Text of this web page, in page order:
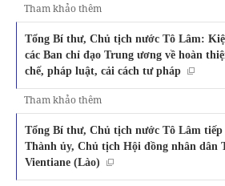
Tham khảo thêm
Tổng Bí thư, Chủ tịch nước Tô Lâm:
các Ban chỉ đạo Trung ương về hoàn
chế, pháp luật, cải cách tư pháp
Tham khảo thêm
Tổng Bí thư, Chủ tịch nước Tô Lâm
Thành ủy, Chủ tịch Hội đồng nhân dân
Vientiane (Lào)